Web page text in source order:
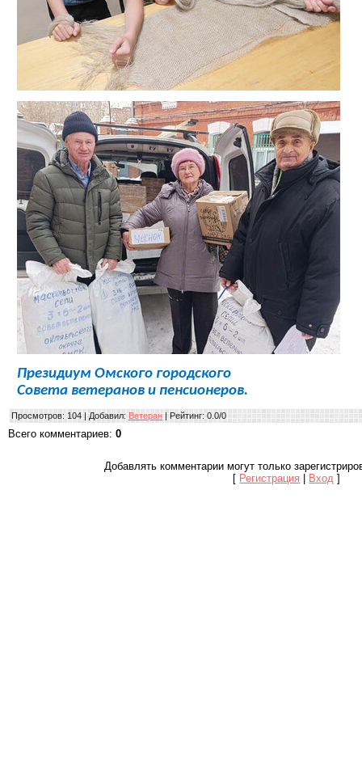
Президиум Омского городского
Совета ветеранов и пенсионеров.
Просмотров: 104 | Добавил: Ветеран | Рейтинг: 0.0/0
Всего комментариев: 0
Добавлять комментарии могут только
[ Регистрация Вход ]